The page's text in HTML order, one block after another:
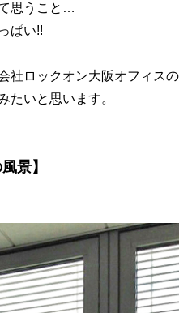
思うこと…
ぱい!!
社ロックオン大阪オフィスの
たいと思います。
景】